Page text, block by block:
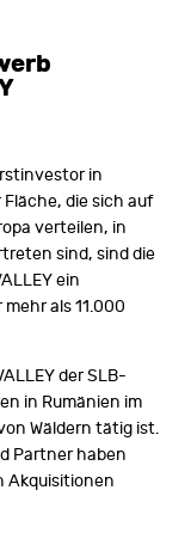
in
die sich auf
verteilen, in
sind, sind die
ein
als 11.000
der SLB-
in Rumänien im
Wäldern tätig ist.
Partner haben
Akquisitionen